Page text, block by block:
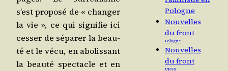
s’est pro­po­sé de « chan­ger
la vie », ce qui signi­fie ici
ces­ser de sépa­rer la beau­
té et le vécu, en abo­lis­sant
la beau­té spec­tacle et en
Pologne
Nouvelles
du front
Pologne
Nouvelles
du front
URSS